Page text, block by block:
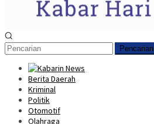
Pencarian
Berita Daerah
Kriminal
Politik
Otomotif
Olahraga